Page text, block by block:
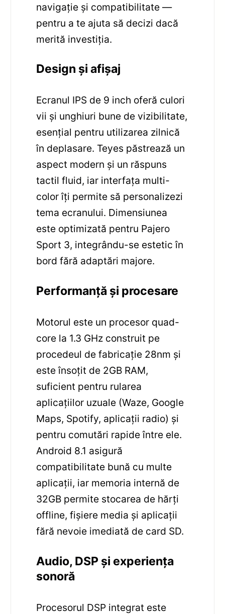
navigație și compatibilitate —
pentru a te ajuta să decizi dacă
merită investiția.
Design și afișaj
Ecranul IPS de 9 inch oferă culori
vii și unghiuri bune de vizibilitate,
esențial pentru utilizarea zilnică
în deplasare. Teyes păstrează un
aspect modern și un răspuns
tactil fluid, iar interfața multi-
color îți permite să personalizezi
tema ecranului. Dimensiunea
este optimizată pentru Pajero
Sport 3, integrându-se estetic în
bord fără adaptări majore.
Performanță și procesare
Motorul este un procesor quad-
core la 1.3 GHz construit pe
procedeul de fabricație 28nm și
este însoțit de 2GB RAM,
suficient pentru rularea
aplicațiilor uzuale (Waze, Google
Maps, Spotify, aplicații radio) și
pentru comutări rapide între ele.
Android 8.1 asigură
compatibilitate bună cu multe
aplicații, iar memoria internă de
32GB permite stocarea de hărți
offline, fișiere media și aplicații
fără nevoie imediată de card SD.
Audio, DSP și experiența
sonoră
Procesorul DSP integrat este